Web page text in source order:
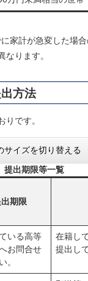
家計が急変した場
なります。
方法
です。
サイズを切り替える
提出期限等一覧
期限
いる高等
お問合せ
。
在籍し
提出し